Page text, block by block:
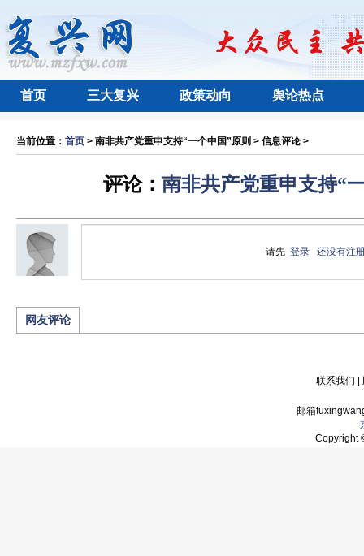
首页 三大复兴 政策动向 舆论热点
当前位置： 首页 > 南非共产党重申支持“一个中国”原则 > 信息评论 >
评论： 南非共产党重申支持“
请先登录 还没有注
网友评论
联系我们
邮箱
Copyright